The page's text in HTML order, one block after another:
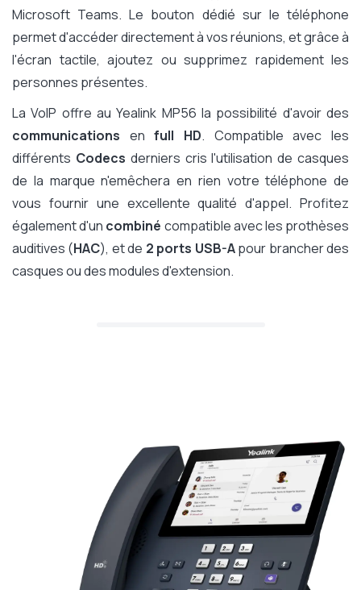
Microsoft Teams. Le bouton dédié sur le téléphone
permet d'accéder directement à vos réunions, et grâce à
l'écran tactile, ajoutez ou supprimez rapidement les
personnes présentes.
La VoIP offre au Yealink MP56 la possibilité d'avoir des
communications en full HD. Compatible avec les
différents Codecs derniers cris l'utilisation de casques
de la marque n'emêchera en rien votre téléphone de
vous fournir une excellente qualité d'appel. Profitez
également d'un combiné compatible avec les prothèses
auditives (HAC), et de 2 ports USB-Apour brancher des
casques ou des modules d'extension.